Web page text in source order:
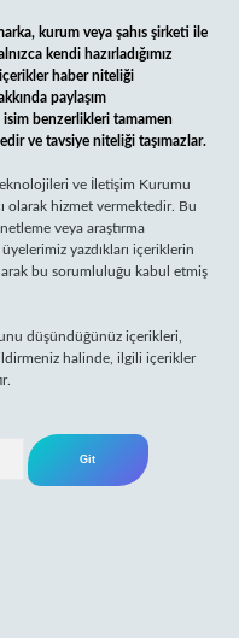
kurum veya şahıs şirketi ile
kendi hazırladığımız
haber niteliği
paylaşım
isim benzerlikleri tamamen
ve tavsiye niteliği taşımazlar.
ve İletişim Kurumu
olarak hizmet vermektedir. Bu
veya araştırma
yazdıkları içeriklerin
bu sorumluluğu kabul etmiş
düşündüğünüz içerikleri,
halinde, ilgili içerikler